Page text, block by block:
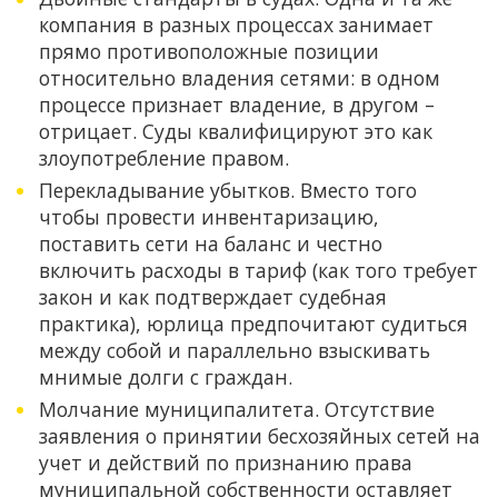
компания в разных процессах занимает
прямо противоположные позиции
относительно владения сетями: в одном
процессе признает владение, в другом –
отрицает. Суды квалифицируют это как
злоупотребление правом.
Перекладывание убытков. Вместо того
чтобы провести инвентаризацию,
поставить сети на баланс и честно
включить расходы в тариф (как того требует
закон и как подтверждает судебная
практика), юрлица предпочитают судиться
между собой и параллельно взыскивать
мнимые долги с граждан.
Молчание муниципалитета. Отсутствие
заявления о принятии бесхозяйных сетей на
учет и действий по признанию права
муниципальной собственности оставляет